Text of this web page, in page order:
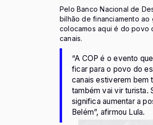
Pelo Banco Nacional de
bilhão de financiamento ao
colocamos aqui é do povo
canais.
“A COP é o evento
ficar para o povo do
canais estiverem bem
também vai vir turista.
significa aumentar a
Belém”, afirmou Lula.